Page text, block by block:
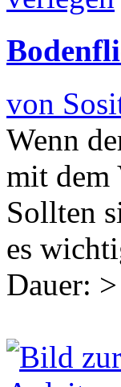
von
Wenn
mit dem
Sollten
es
Dauer: